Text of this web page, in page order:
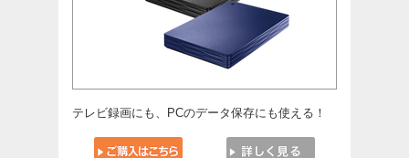
テレビ録画にも、PCのデータ保存にも使える！